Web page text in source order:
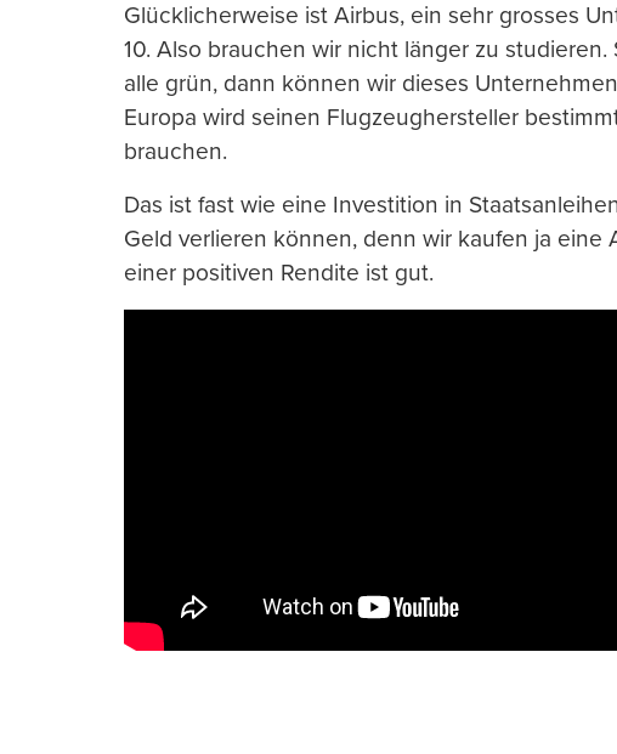
Glücklicherweise ist Airbus, ein sehr grosses
10. Also brauchen wir nicht länger zu
alle grün, dann können wir dieses
Europa wird seinen Flugzeughersteller
brauchen.
Das ist fast wie eine Investition in
Geld verlieren können, denn wir kaufen ja eine
einer positiven Rendite ist gut.